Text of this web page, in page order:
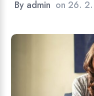
By admin on 26.